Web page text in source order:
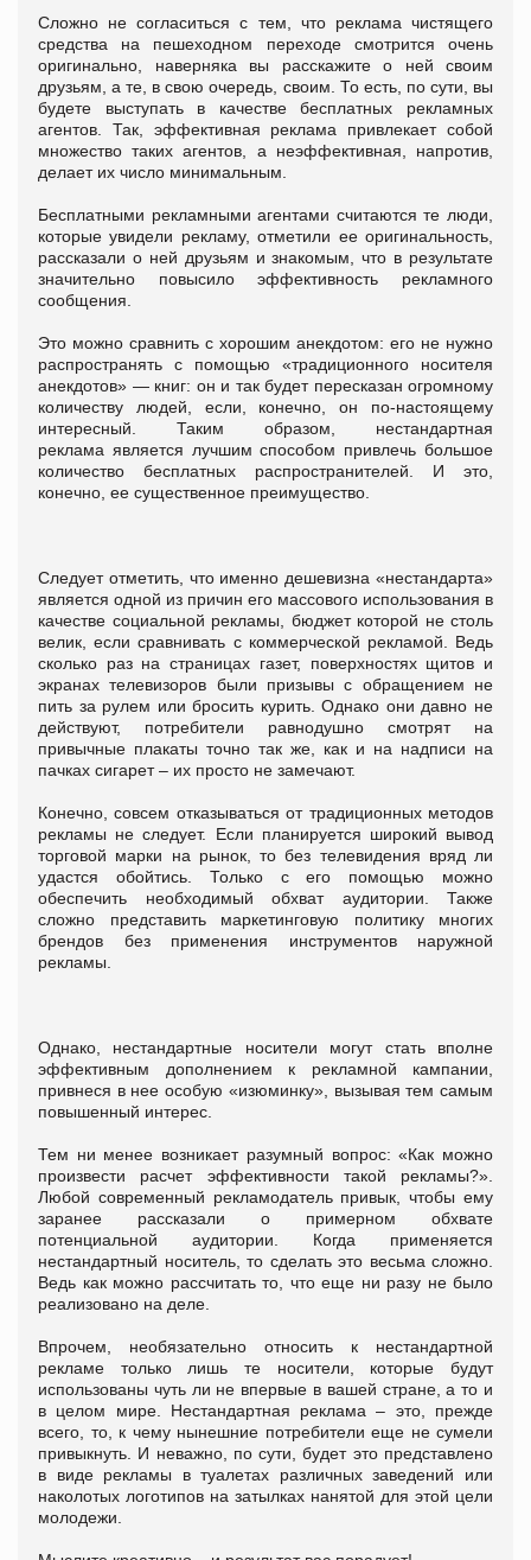
Сложно не согласиться с тем, что реклама чистящего
средства на пешеходном переходе смотрится очень
оригинально, наверняка вы расскажите о ней своим
друзьям, а те, в свою очередь, своим. То есть, по сути, вы
будете выступать в качестве бесплатных рекламных
агентов. Так, эффективная реклама привлекает собой
множество таких агентов, а неэффективная, напротив,
делает их число минимальным.
Бесплатными рекламными агентами считаются те люди,
которые увидели рекламу, отметили ее оригинальность,
рассказали о ней друзьям и знакомым, что в результате
значительно повысило эффективность рекламного
сообщения.
Это можно сравнить с хорошим анекдотом: его не нужно
распространять с помощью «традиционного носителя
анекдотов» — книг: он и так будет пересказан огромному
количеству людей, если, конечно, он по-настоящему
интересный. Таким образом, нестандартная
реклама является лучшим способом привлечь большое
количество бесплатных распространителей. И это,
конечно, ее существенное преимущество.
Следует отметить, что именно дешевизна «нестандарта»
является одной из причин его массового использования в
качестве социальной рекламы, бюджет которой не столь
велик, если сравнивать с коммерческой рекламой. Ведь
сколько раз на страницах газет, поверхностях щитов и
экранах телевизоров были призывы с обращением не
пить за рулем или бросить курить. Однако они давно не
действуют, потребители равнодушно смотрят на
привычные плакаты точно так же, как и на надписи на
пачках сигарет – их просто не замечают.
Конечно, совсем отказываться от традиционных методов
рекламы не следует. Если планируется широкий вывод
торговой марки на рынок, то без телевидения вряд ли
удастся обойтись. Только с его помощью можно
обеспечить необходимый обхват аудитории. Также
сложно представить маркетинговую политику многих
брендов без применения инструментов наружной
рекламы.
Однако, нестандартные носители могут стать вполне
эффективным дополнением к рекламной кампании,
привнеся в нее особую «изюминку», вызывая тем самым
повышенный интерес.
Тем ни менее возникает разумный вопрос: «Как можно
произвести расчет эффективности такой рекламы?».
Любой современный рекламодатель привык, чтобы ему
заранее рассказали о примерном обхвате
потенциальной аудитории. Когда применяется
нестандартный носитель, то сделать это весьма сложно.
Ведь как можно рассчитать то, что еще ни разу не было
реализовано на деле.
Впрочем, необязательно относить к нестандартной
рекламе только лишь те носители, которые будут
использованы чуть ли не впервые в вашей стране, а то и
в целом мире. Нестандартная реклама – это, прежде
всего, то, к чему нынешние потребители еще не сумели
привыкнуть. И неважно, по сути, будет это представлено
в виде рекламы в туалетах различных заведений или
наколотых логотипов на затылках нанятой для этой цели
молодежи.